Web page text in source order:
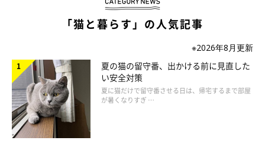
「猫と暮らす」の人気記事
※2026年8月更新
夏の猫の留守番、出かける前に見直した
い安全対策
夏に猫だけで留守番させる日は、帰宅するまで部屋
が暑くなりすぎ …